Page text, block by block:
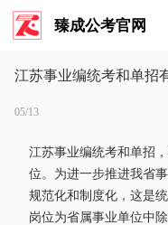
臻成公考官网
江苏事业编统考和单招
05/13
江苏事业编统考和单招
位。为进一步推进我省
规范化和制度化，这是
岗位为省属事业单位中